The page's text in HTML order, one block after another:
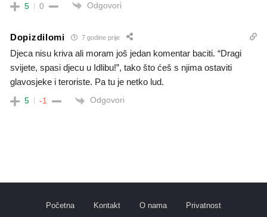
5 0 Odgovori
Dopizdilomi 7 godine prije
Djeca nisu kriva ali moram još jedan komentar baciti. “Dragi
svijete, spasi djecu u Idlibu!”, tako što ćeš s njima ostaviti
glavosjeke i teroriste. Pa tu je netko lud.
5 -1 Odgovori
Početna Kontakt O nama Privatnost